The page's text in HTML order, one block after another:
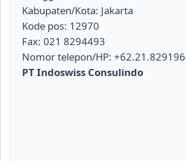
Kabupaten/Kota: Jakarta
Kode pos: 12970
Fax: 021 8294493
Nomor telepon/HP:
PT Indoswiss Consulindo